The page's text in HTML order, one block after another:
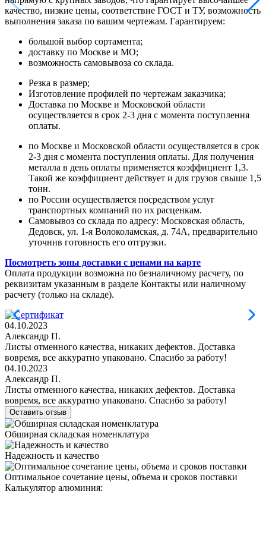
качество, низкие цены, соответствие ГОСТ и ТУ, возможность
выполнения заказа по вашим чертежам. Гарантируем:
большой выбор сортамента;
доставку по Москве и МО;
возможность самовывоза со склада.
Резка в размер;
Изготовление профилей по чертежам заказчика;
Доставка по Москве и Московской области
осуществляется в срок 2-3 дня с момента поступления
оплаты.
по Москве и Московской области осуществляется в срок
2-3 дня с момента поступления оплаты. Для получения
металла в день оплаты применяется коэффициент 1,3.
Такой же коэффициент действует и для грузов свыше 1,5
тонн.
по России осуществляется посредством услуг
транспортных компаний по их расценкам.
Самовывоз со склада по адресу: Московская область,
Дедовск, ул. 1-я Волоколамская, д. 74А, предварительно
уточнив готовность его отгрузки.
Посмотреть зоны доставки с ценами на карте
Оплата продукции возможна по безналичному расчету, по
реквизитам указанным в разделе Контакты или наличному
расчету (только на складе).
04.10.2023
Александр П.
Листы отменного качества, никаких дефектов. Доставка
вовремя, все аккуратно упаковано. Спасибо за работу!
04.10.2023
Александр П.
Листы отменного качества, никаких дефектов. Доставка
вовремя, все аккуратно упаковано. Спасибо за работу!
Оставить отзыв
Обширная складская номенклатура
Надежность и качество
Оптимальное сочетание цены, объема и сроков поставки
Калькулятор алюминия: